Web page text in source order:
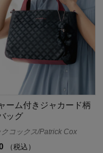
ーム付きジャカード柄
ッグ
コックス/Patrick Cox
（税込）